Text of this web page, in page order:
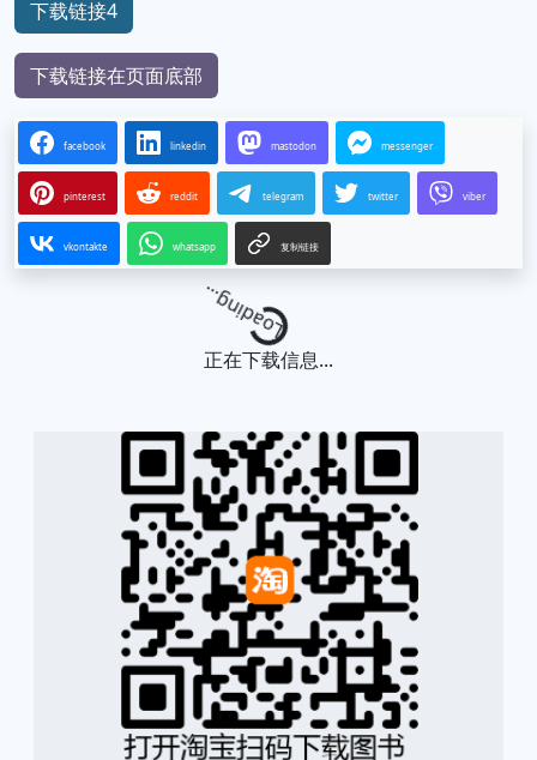
下载链接4
下载链接在页面底部
facebook linkedin mastodon messenger
pinterest reddit telegram twitter viber
vkontakte whatsapp 复制链接
Loading...
正在下载信息...